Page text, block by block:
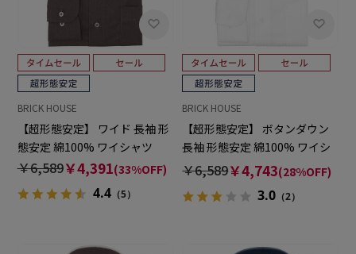
BRICK HOUSE
【超形態安定】 ワイド 長袖 形
態安定 綿100% ワイシャツ
￥6,589￥4,391(33%OFF)
4.4（5）
BRICK HOUSE
【超形態安定】 ボタンダウン
長袖 形態安定 綿100% ワイシ
ャツ
￥6,589￥4,743(28%OFF)
3.0 （2）